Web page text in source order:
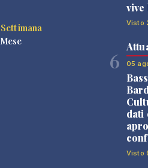
Settimana
Mese
vive
Visto
6 05
dati
Visto